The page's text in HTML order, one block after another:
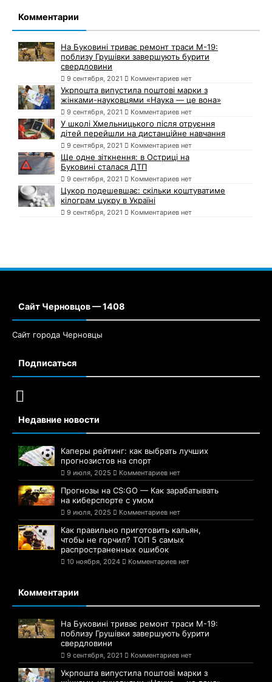
Комментарии
На Буковині триває ремонт траси М-19:
поблизу Грушівки завершують бурити
свердловини
9 сентября, 2021 Комментариев нет
Укрпошта випустила поштові марки з
жінками-науковцями «Наука — це вона»
9 сентября, 2021 Комментариев нет
У школі Хмельницького після отруєння
дітей перейшли на дистанційне навчання
9 сентября, 2021 Комментариев нет
Ще одне зіткнення: в Остриці на
Буковині сталася ДТП
9 сентября, 2021 Комментариев нет
Цукор подешевшає: скільки коштуватиме
кілограм цукру в Україні
9 сентября, 2021 Комментариев нет
Сайт Черновцов — 1408
Сайт города Черновцы
Подписаться
Недавние новости
Каперы рейтинг: как выбрать лучших
прогнозистов на спорт
9 июля, 2025 Комментариев нет
Прогнозы на CS:GO — Как зарабатывать
на киберспорте с умом
9 июля, 2025 Комментариев нет
Как правильно приготовить кальян,
чтобы не горчил? ТОП 5 самых
распространенных ошибок
10 ноября, 2024 Комментариев нет
Комментарии
На Буковині триває ремонт траси М-19:
поблизу Грушівки завершують бурити
свердловини
9 сентября, 2021 Комментариев нет
Укрпошта випустила поштові марки з